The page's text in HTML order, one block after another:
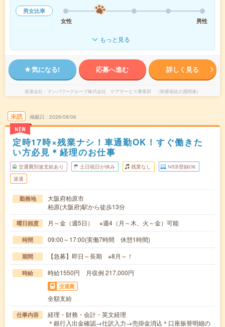
男女比率
女性
男性
もっと見る
気になる! 応募へ進む 詳しく見る
派遣会社 マンパワーグループ株式会社 ケアサービス事業部 （医療福祉介護関連）
未読
NEW
掲載日 2026/08/06
定時17時×残業ナシ！車通勤OK！すぐ働きた
い方必見＊経理のお仕事
交通費別途支給あり 土日祝日が休み 残業なし WEB登録OK
派遣
勤務地
大阪府柏原市
柏原(大阪府)駅から徒歩13分
曜日頻度 月～金（週5日） ※週4（月～木、火～金）可能
時間 09:00～17:00(実働7時間 休憩1時間)
期間 【急募】即日～長期 ※8月～！
時給 時給1550円 月収例 217,000円
交通費
全額支給
仕事内容
経理・財務・会計・英文経理
＊銀行入出金確認→仕訳入力→売掛金消込＊口座振替明細の